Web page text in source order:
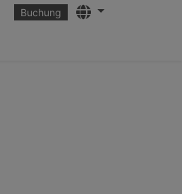
Buchung Languages